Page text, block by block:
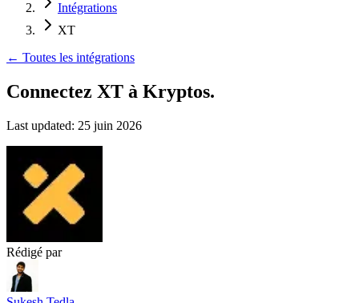
Intégrations
XT
← Toutes les intégrations
Connectez XT à Kryptos.
Last updated: 25 juin 2026
Rédigé par